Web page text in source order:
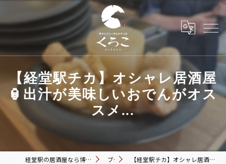
【経堂駅チカ】オシャレ居酒屋
🏮出汁が美味しいおでんがオス
スメ...
経堂駅の居酒屋なら博多おでんと黒毛和牛の店 くろこ ブログ 【経堂駅チカ】オシャレ居酒屋🏮出汁が美味しいおでんがオススメ...